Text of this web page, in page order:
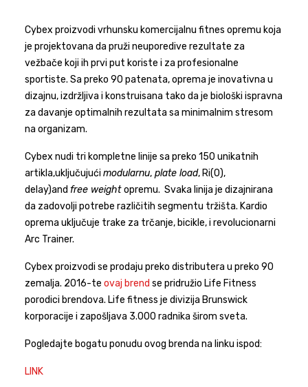
Cybex proizvodi vrhunsku komercijalnu fitnes opremu koja
je projektovana da pruži neuporedive rezultate za
vežbače koji ih prvi put koriste i za profesionalne
sportiste. Sa preko 90 patenata, oprema je inovativna u
dizajnu, izdržljiva i konstruisana tako da je biološki ispravna
za davanje optimalnih rezultata sa minimalnim stresom
na organizam.
Cybex nudi tri kompletne linije sa preko 150 unikatnih
artikla,uključujući modularnu,plate load, Ri(0),
delay)and free weightopremu. Svaka linija je dizajnirana
da zadovolji potrebe različitih segmentu tržišta. Kardio
oprema uključuje trake za trčanje, bicikle, i revolucionarni
Arc Trainer.
Cybex proizvodi se prodaju preko distributera u preko 90
zemalja. 2016-te ovaj brend se pridružio Life Fitness
porodici brendova. Life fitness je divizija Brunswick
korporacije i zapošljava 3.000 radnika širom sveta.
Pogledajte bogatu ponudu ovog brenda na linku ispod:
LINK